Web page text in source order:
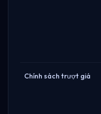
Chính sách trượt giá